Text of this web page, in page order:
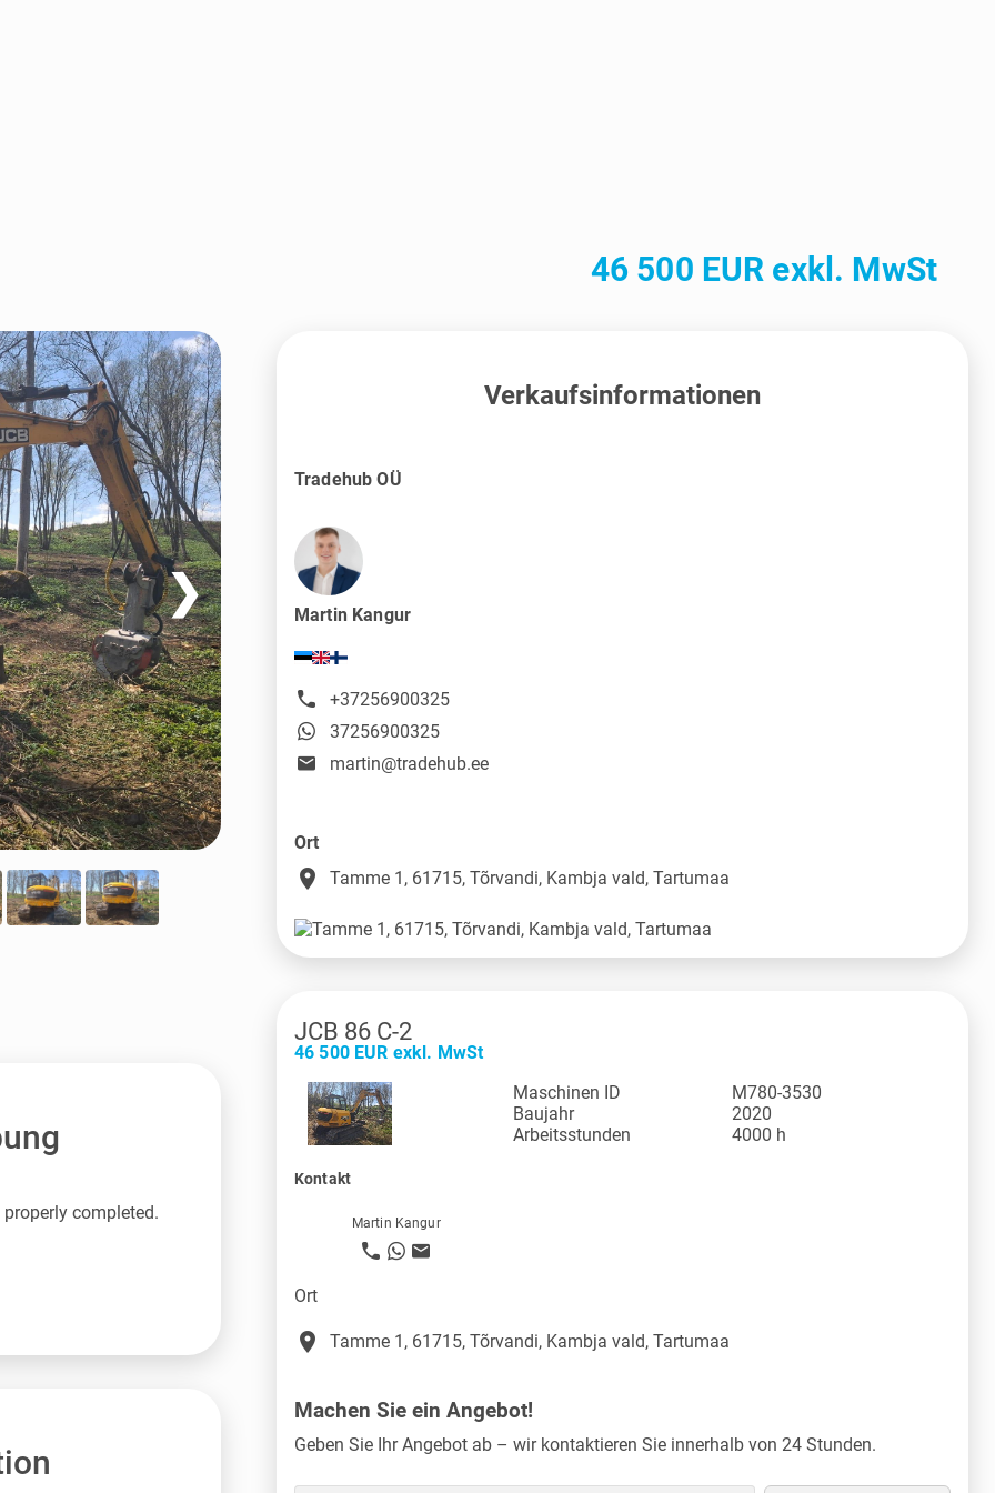
46 500 EUR exkl. MwSt
❯
completed.
Verkaufsinformationen
Tradehub OÜ
Martin Kangur
+37256900325
37256900325
martin@tradehub.ee
Ort
place Tamme 1, 61715, Tõrvandi, Kambja vald, Tartumaa
JCB 86 C-2
46 500 EUR exkl. MwSt
Maschinen ID
M780-3530
Baujahr
2020
Arbeitsstunden
4000 h
Kontakt
Martin Kangur
Ort
place Tamme 1, 61715, Tõrvandi, Kambja vald, Tartumaa
Machen Sie ein Angebot!
Geben Sie Ihr Angebot ab – wir kontaktieren Sie innerhalb von 24 Stunden.